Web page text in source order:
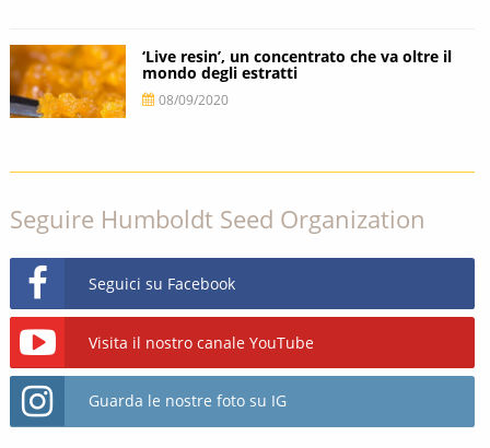
‘Live resin’, un concentrato che va oltre il
mondo degli estratti
08/09/2020
Seguire Humboldt Seed Organization
Seguici su Facebook
Visita il nostro canale YouTube
Guarda le nostre foto su IG